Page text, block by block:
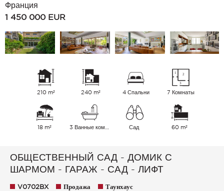
Франция
1 450 000 EUR
210 m² 240 m² 4 Спальни 7 Комнаты
18 m² Сад 60 m²
ОБЩЕСТВЕННЫЙ САД - ДОМИК С
ШАРМОМ - ГАРАЖ - САД - ЛИФТ
V0702BX Продажа Таунхаус